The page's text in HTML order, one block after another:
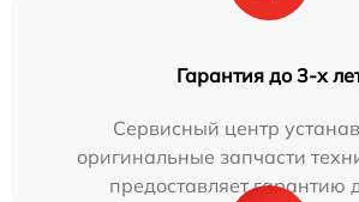
Гарантия до 3-х
Сервисный центр
оригинальные запчасти
предоставляет гарантию